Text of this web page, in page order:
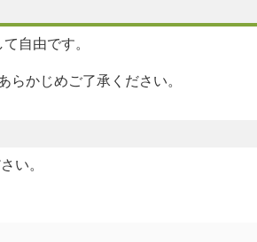
自由です。
らかじめご了承ください。
い。